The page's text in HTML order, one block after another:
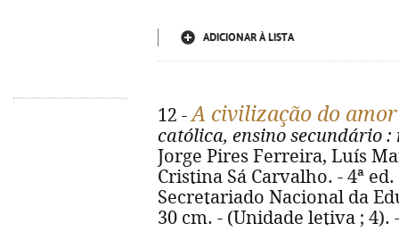
ADICIONAR À LISTA
12 -A civilização do amor
católica, ensino secundário :
Jorge Pires Ferreira, Luís
Cristina Sá Carvalho. - 4ª
Secretariado Nacional da
30 cm. - (Unidade letiva ; 4).